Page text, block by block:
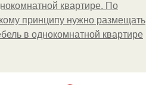
квартире. По
принципу нужно размещать
в однокомнатной квартире